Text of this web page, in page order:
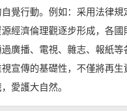
覺行動。例如：采用法律
經濟倫理觀逐步形成，各
廣播、電視、雜志、報紙
宣傳的基礎性，不僅將再
愛護大自然。